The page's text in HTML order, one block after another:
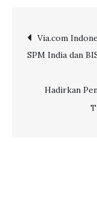
with
Via.com
Hadir
Post
Via.com
SPM India dan
Hadirkan